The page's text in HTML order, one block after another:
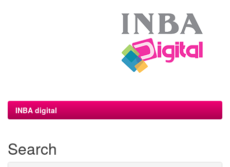
INBA digital
Search